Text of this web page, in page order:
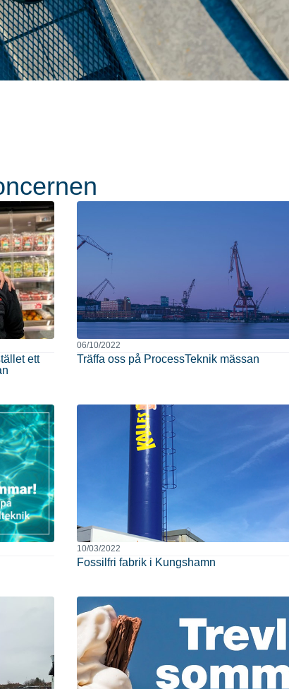
ett
06/10/2022
Träffa oss på ProcessTeknik mässan
10/03/2022
Fossilfri fabrik i Kungshamn